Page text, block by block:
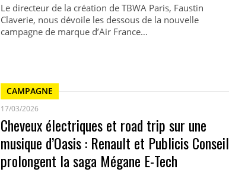
Le directeur de la création de TBWA Paris, Faustin
Claverie, nous dévoile les dessous de la nouvelle
campagne de marque d’Air France…
CAMPAGNE
17/03/2026
Cheveux électriques et road trip sur une
musique d’Oasis : Renault et Publicis Conseil
prolongent la saga Mégane E-Tech